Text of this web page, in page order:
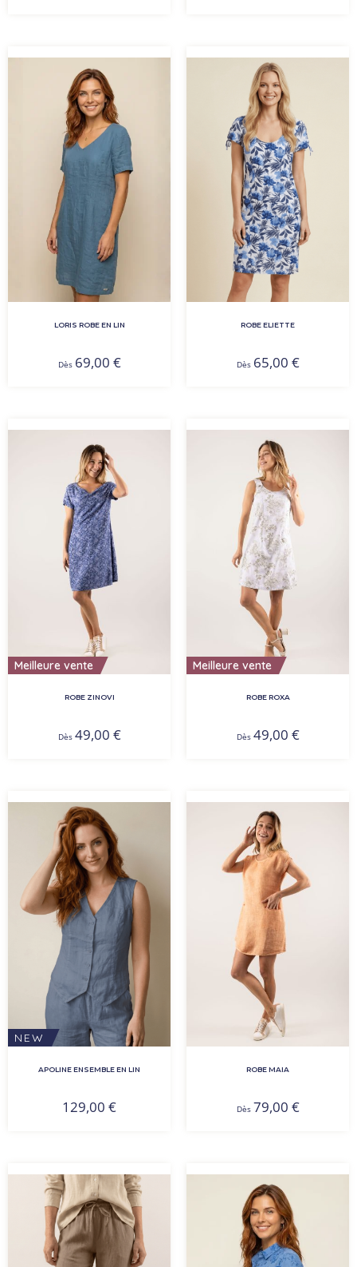
LORIS ROBE EN LIN
Dès 69,00 €
ROBE ELIETTE
Dès 65,00 €
Meilleure vente
ROBE ZINOVI
Dès 49,00 €
Meilleure vente
ROBE ROXA
Dès 49,00 €
NEW
APOLINE ENSEMBLE EN LIN
129,00 €
ROBE MAIA
Dès 79,00 €